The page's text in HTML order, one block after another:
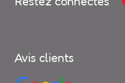
Avis clients